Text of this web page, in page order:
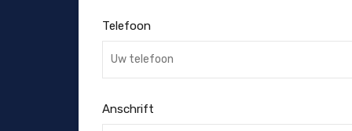
Telefoon
Anschrift